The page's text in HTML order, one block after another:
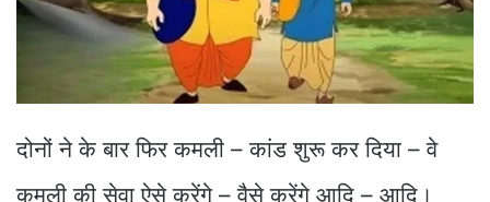
दोनों ने के बार फिर कमली – कांड शुरू कर दिया – वे
कमली की सेवा ऐसे करेंगे – वैसे करेंगे आदि – आदि।